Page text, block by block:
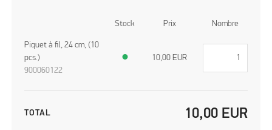
Stock Prix Nombre
Piquet à fil, 24 cm, (10
pcs.)
900060122
● 10,00 EUR
TOTAL 10,00 EUR